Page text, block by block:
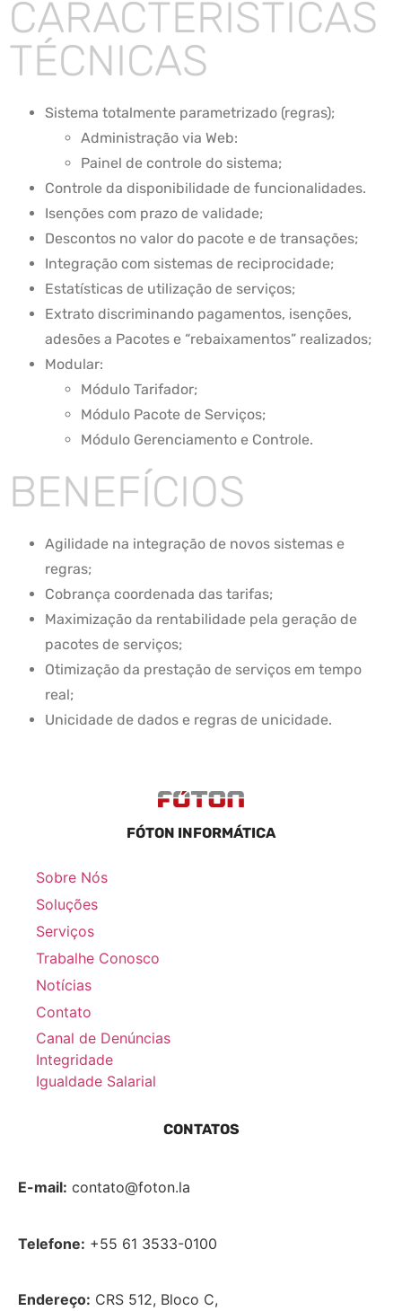
CARACTERÍSTICAS
TÉCNICAS
Sistema totalmente parametrizado (regras);
Administração via Web:
Painel de controle do sistema;
Controle da disponibilidade de funcionalidades.
Isenções com prazo de validade;
Descontos no valor do pacote e de transações;
Integração com sistemas de reciprocidade;
Estatísticas de utilização de serviços;
Extrato discriminando pagamentos, isenções,
adesões a Pacotes e “rebaixamentos” realizados;
Modular:
Módulo Tarifador;
Módulo Pacote de Serviços;
Módulo Gerenciamento e Controle.
BENEFÍCIOS
Agilidade na integração de novos sistemas e
regras;
Cobrança coordenada das tarifas;
Maximização da rentabilidade pela geração de
pacotes de serviços;
Otimização da prestação de serviços em tempo
real;
Unicidade de dados e regras de unicidade.
FÓTON INFORMÁTICA
Sobre Nós
Soluções
Serviços
Trabalhe Conosco
Notícias
Contato
Canal de Denúncias
Integridade
Igualdade Salarial
CONTATOS
E-mail: contato@foton.la
Telefone: +55 61 3533-0100
Endereço: CRS 512, Bloco C,